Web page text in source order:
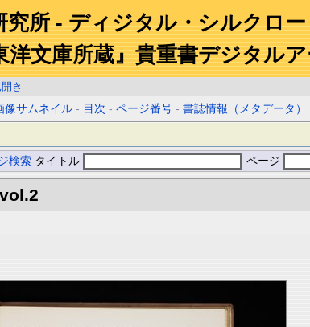
究所 - ディジタル・シルクロ
洋文庫所蔵』貴重書デジタル
き
像サムネイル - 目次 -ページ番号 -書誌情報（メタデータ）
検索 タイトル ページ